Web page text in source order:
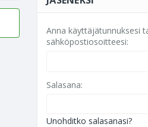
Anna käyttäjätunnuksesi
sähköpostiosoitteesi:
Salasana:
Unohditko salasanasi?